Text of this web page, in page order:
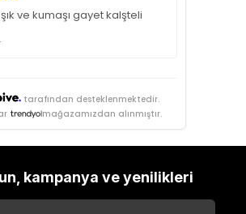
ve kumaşı gayet kalşteli
tarafından desteklenmektedir.
mağazamızdan alınmıştır.
kampanya ve yenilikleri